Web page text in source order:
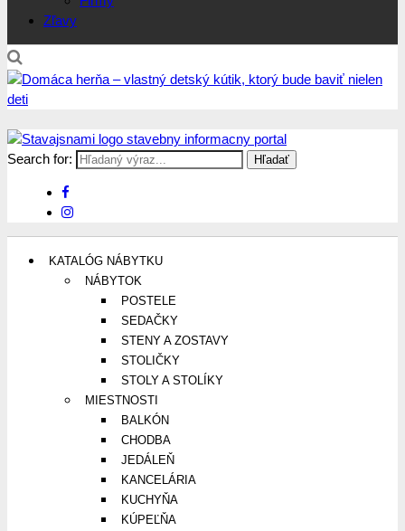
Zľavy
Stavajsnami.sk
Stavebníctvo, stavby, byty, domy a všetko o nich
Search for:
KATALÓG NÁBYTKU
NÁBYTOK
POSTELE
SEDAČKY
STENY A ZOSTAVY
STOLIČKY
STOLY A STOLÍKY
MIESTNOSTI
BALKÓN
CHODBA
JEDÁLEŇ
KANCELÁRIA
KUCHYŇA
KÚPEĽŇA